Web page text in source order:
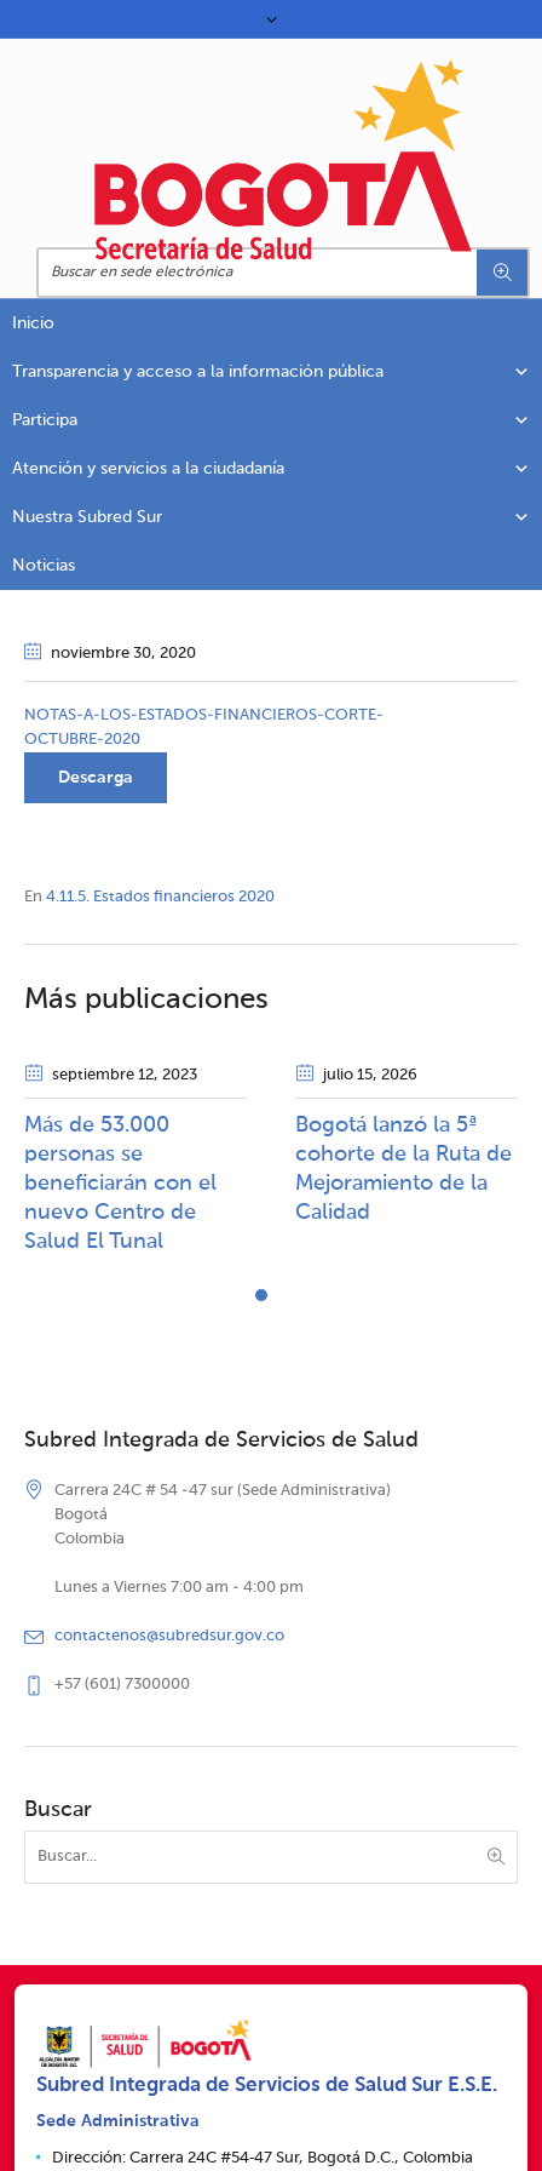
Inicio
Transparencia y acceso a la información pública
Participa
Atención y servicios a la ciudadanía
Nuestra Subred Sur
Noticias
noviembre 30, 2020
NOTAS-A-LOS-ESTADOS-FINANCIEROS-CORTE-
OCTUBRE-2020
Descarga
En 4.11.5. Estados financieros 2020
Más publicaciones
septiembre 12, 2023
Más de 53.000
personas se
beneficiarán con el
nuevo Centro de
Salud El Tunal
julio 15, 2026
Bogotá lanzó la 5ª
cohorte de la Ruta de
Mejoramiento de la
Calidad​​
Subred Integrada de Servicios de Salud
Carrera 24C # 54 -47 sur (Sede Administrativa)
Bogotá
Colombia
Lunes a Viernes 7:00 am - 4:00 pm
contactenos@subredsur.gov.co
+57 (601) 7300000
Buscar
Subred Integrada de Servicios de Salud Sur E.S.E.
Sede Administrativa
Dirección: Carrera 24C #54‑47 Sur, Bogotá D.C., Colombia